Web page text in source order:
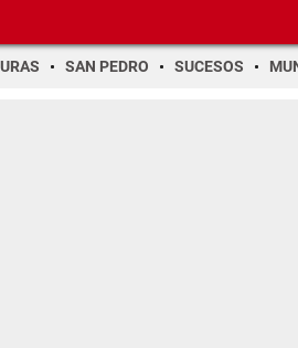
SAN PEDRO SUCESOS